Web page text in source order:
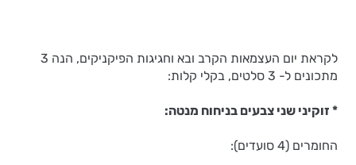
לקראת יום העצמאות הקרב ובא וחגיגות הפיקניקים, הנה 3
מתכונים ל- 3 סלטים, בקלי קלות:
* זוקיני שני צבעים בניחוח מנטה:
החומרים (4 סועדים):